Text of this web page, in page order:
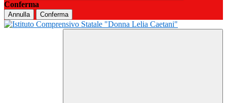
Conferma
Annulla Conferma